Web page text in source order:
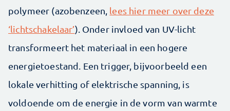
polymeer (azobenzeen, lees hier meer over deze
‘lichtschakelaar’). Onder invloed van UV-licht
transformeert het materiaal in een hogere
energietoestand. Een trigger, bijvoorbeeld een
lokale verhitting of elektrische spanning, is
voldoende om de energie in de vorm van warmte